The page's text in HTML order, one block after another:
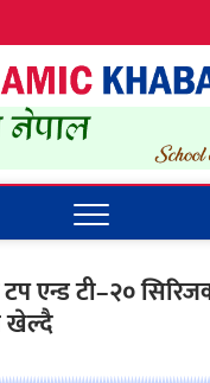
टप एन्ड टी–२०
खेल्दै